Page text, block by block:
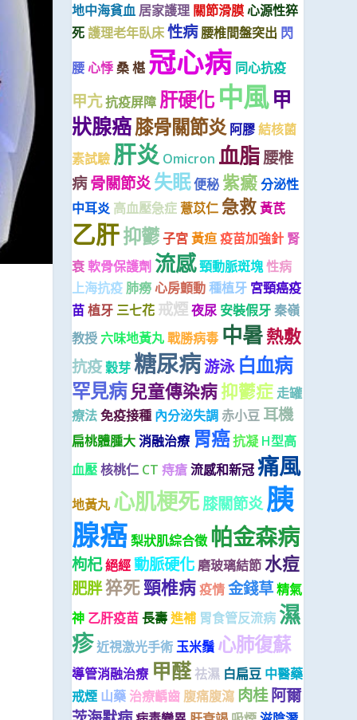
地中海貧血 居家護理 關節滑膜心源性猝
死護理老年臥床性病腰椎間盤突出 閃
腰心悸桑 椹 冠心病 同心抗疫
甲亢抗疫屏障 肝硬化 中風甲
狀腺癌膝骨關節炎 阿膠結核菌
素試驗 肝炎 Omicron 血脂腰椎
病骨關節炎失眠便秘 紫癜分泌性
中耳炎 高血壓急症薏苡仁急救黃芪
乙肝抑鬱子宮黃疸疫苗加強針 腎
衰軟骨保護劑 流感頸動脈斑塊性病
上海抗疫 肺癆心房顫動種植牙 宮頸癌疫
苗植牙 三七花 戒煙夜尿 安裝假牙秦嶺
教授 六味地黃丸戰勝病毒 中暑熱敷
抗疫穀芽糖尿病游泳 白血病
罕見病 兒童傳染病抑鬱症 走罐
療法免疫接種 內分泌失調赤小豆 耳機
扁桃體腫大消融治療 胃癌抗凝 H型高
血壓核桃仁 CT 痔瘡流感和新冠痛風
地黃丸 心肌梗死膝關節炎胰
腺癌梨狀肌綜合徵 帕金森病
枸杞絕經動脈硬化磨玻璃結節水痘
肥胖猝死頸椎病疫情金錢草精氣
神 乙肝疫苗長壽進補 胃食管反流病 濕
疹近視激光手術玉米鬚 心肺復蘇
導管消融治療 甲醛祛濕 白扁豆 中醫藥
戒煙 山藥 治療齲齒 腹痛腹瀉 肉桂 阿爾